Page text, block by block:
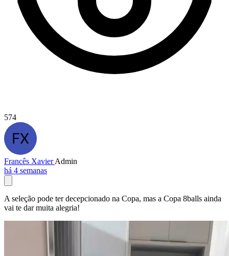
574
Francês XavierAdmin
há 4 semanas
A seleção pode ter decepcionado na Copa, mas a Copa 8balls ainda
vai te dar muita alegria!